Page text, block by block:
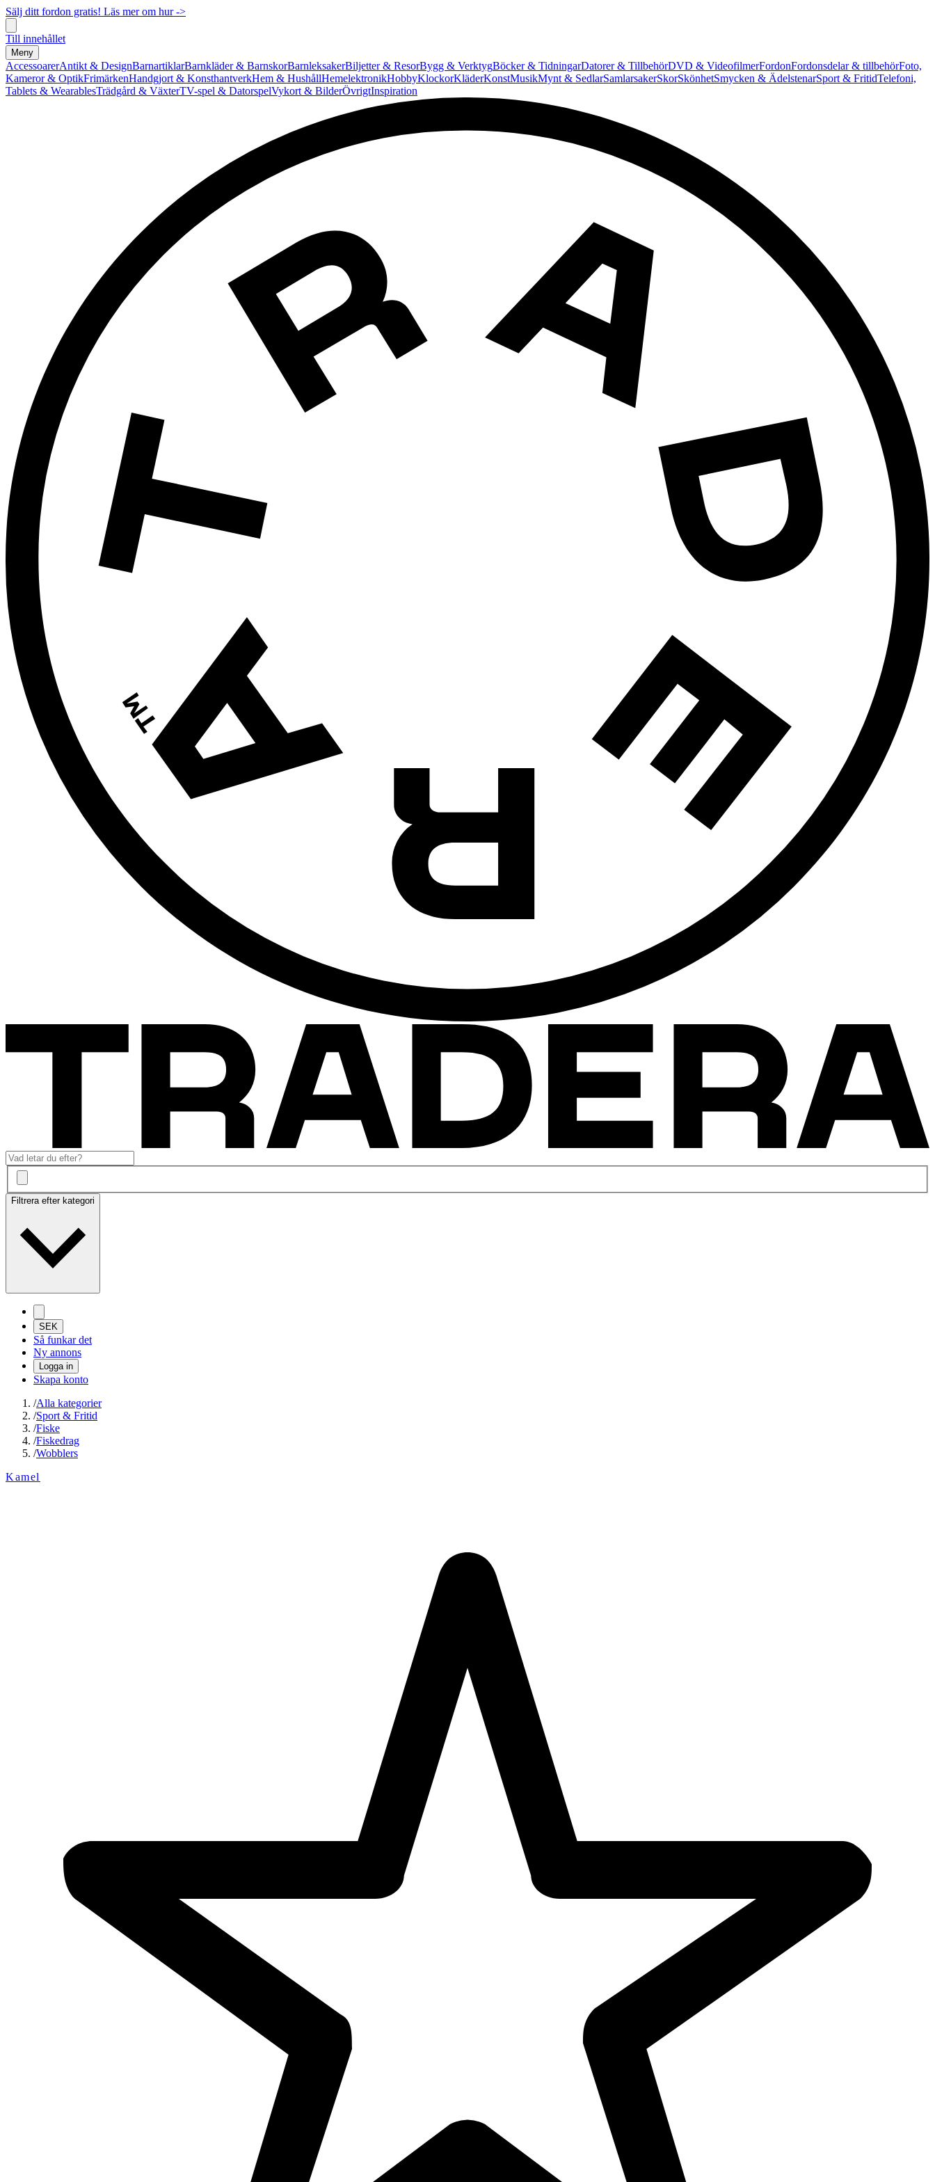
Sälj ditt fordon gratis! Läs mer om hur ->
Till innehållet
Meny
AccessoarerAntikt & DesignBarnartiklarBarnkläder & BarnskorBarnleksakerBiljetter & ResorBygg & VerktygBöcker & TidningarDatorer & TillbehörDVD & VideofilmerFordonFordonsdelar & tillbehörFoto,
Kameror & OptikFrimärkenHandgjort & KonsthantverkHem & HushållHemelektronikHobbyKlockorKläderKonstMusikMynt & SedlarSamlarsakerSkorSkönhetSmycken & ÄdelstenarSport & FritidTelefoni,
Tablets & WearablesTrädgård & VäxterTV-spel & DatorspelVykort & BilderÖvrigtInspiration
Filtrera efter kategori
SEK
Så funkar det
Ny annons
Logga in
Skapa konto
/Alla kategorier
/Sport & Fritid
/Fiske
/Fiskedrag
/Wobblers
Kamel